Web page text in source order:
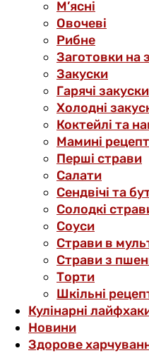
М’ясні
Овочеві
Рибне
Заготовки на
Закуски
Гарячі закуски
Холодні
Коктейлі та
Мамині
Перші страви
Салати
Сендвічі та
Солодкі
Соуси
Страви в
Страви з
Торти
Шкільні
Кулінарні
Новини
Здорове